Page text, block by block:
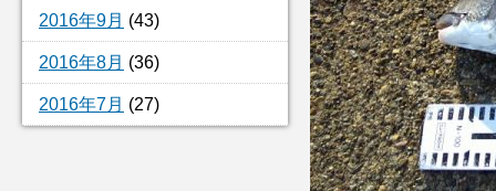
2016年9月 (43)
2016年8月 (36)
2016年7月 (27)